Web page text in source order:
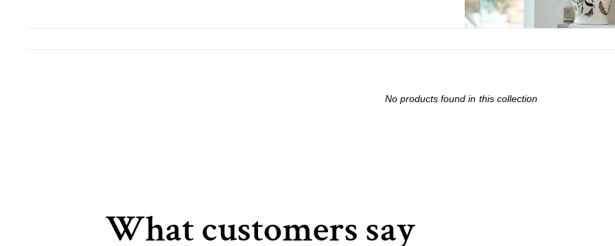
No products found in this collection
What customers say